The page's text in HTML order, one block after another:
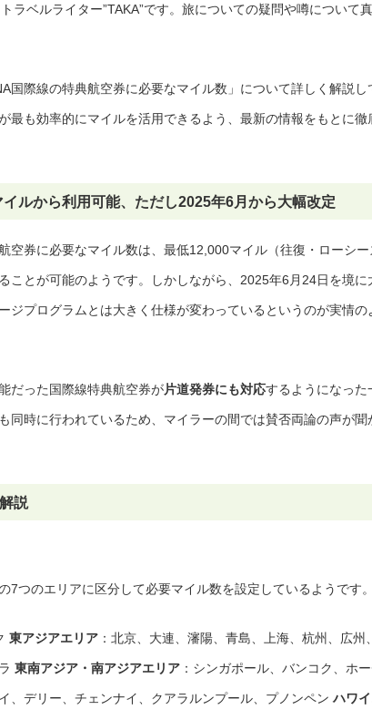
ラベルライター”TAKA”です。旅についての疑問や噂について真
国際線の特典航空券に必要なマイル数」について詳しく解説し
最も効率的にマイルを活用できるよう、最新の情報をもとに徹
ルから利用可能、ただし2025年6月から大幅改定
空券に必要なマイル数は、最低12,000マイル（往復・ローシー
ことが可能のようです。しかしながら、2025年6月24日を境に
ジプログラムとは大きく仕様が変わっているというのが実情の
だった国際線特典航空券が片道発券にも対応するようになった
同時に行われているため、マイラーの間では賛否両論の声が聞
説
つのエリアに区分して必要マイル数を設定しているようです。
東アジアエリア ：北京、大連、瀋陽、青島、上海、杭州、広州、
東南アジア・南アジアエリア ：シンガポール、バンコク、ホ
、デリー、チェンナイ、クアラルンプール、プノンペンハワ